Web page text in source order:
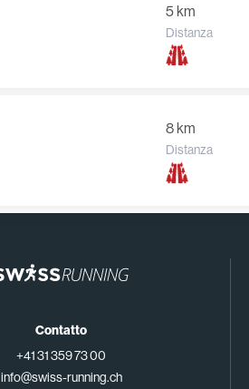
5 km
Distanza
8 km
Distanza
Contatto
+41 31 359 73 00
info@swiss-running.ch